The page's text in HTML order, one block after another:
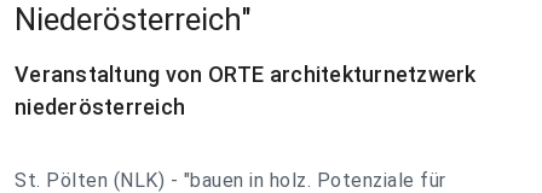
Niederösterreich"
Veranstaltung von ORTE architekturnetzwerk
niederösterreich
St. Pölten (NLK) - "bauen in holz. Potenziale für